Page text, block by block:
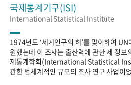
국제통계기구(ISI)
International Statistical Institute
1974년도 ‘세계인구의 해’를 맞이하여
원했는데 이 조사는 출산력에 관한 제 정보
제통계학회(International Statistical
관한 범세계적인 규모의 조사 연구 사업이